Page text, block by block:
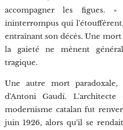
accompagner les figues.
ininterrompus qui
entraînant son décès. Une
la gaieté ne mènent
tragique.
Une autre mort
d'Antoni Gaudí.
modernisme catalan fut
juin 1926, alors qu'il se